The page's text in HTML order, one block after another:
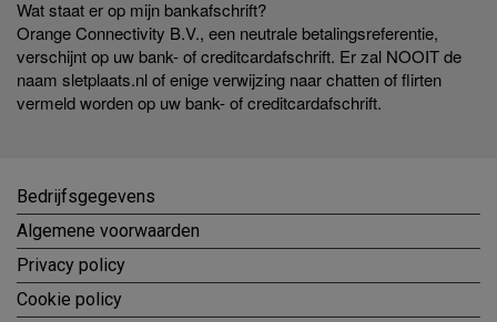
Wat staat er op mijn bankafschrift?
Orange Connectivity B.V., een neutrale betalingsreferentie,
verschijnt op uw bank- of creditcardafschrift. Er zal NOOIT de
naam sletplaats.nl of enige verwijzing naar chatten of flirten
vermeld worden op uw bank- of creditcardafschrift.
Bedrijfsgegevens
Algemene voorwaarden
Privacy policy
Cookie policy